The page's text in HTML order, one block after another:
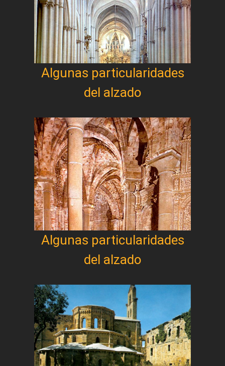
Algunas particularidades
del alzado
Algunas particularidades
del alzado